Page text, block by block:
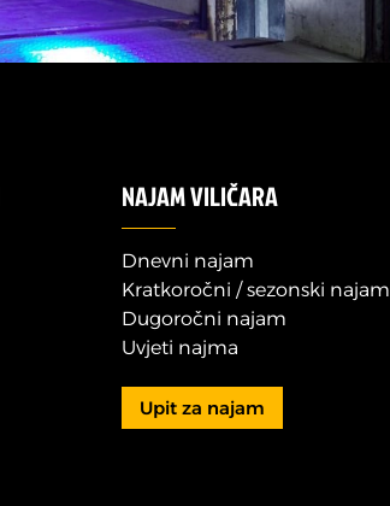
NAJAM VILIČARA
Dnevni najam
Kratkoročni / sezonski najam
Dugoročni najam
Uvjeti najma
Upit za najam